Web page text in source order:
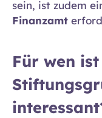
sein, ist zudem
Finanzamt
Für wen